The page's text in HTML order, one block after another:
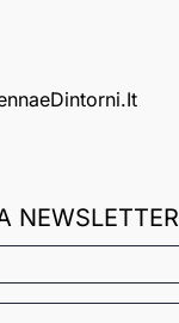
NEWSLETTER